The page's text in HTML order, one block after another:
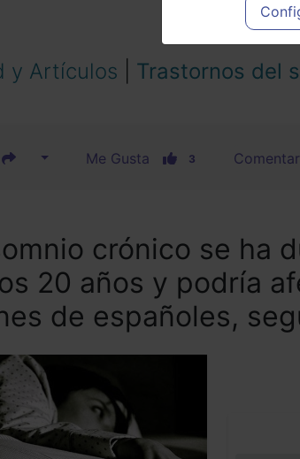
y Artículos Trastornos del
Me Gusta 3 Comentar
crónico se ha
20 años y podría
de españoles,